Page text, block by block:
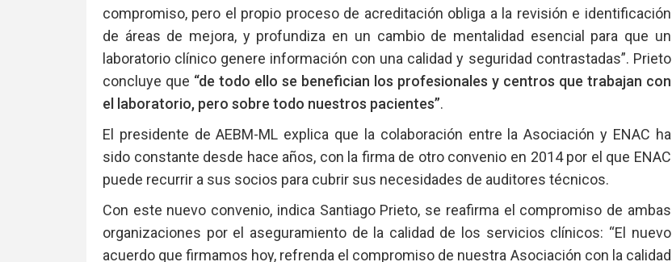
compromiso, pero el propio proceso de acreditación obliga a la revisión e identificación
de áreas de mejora, y profundiza en un cambio de mentalidad esencial para que un
laboratorio clínico genere información con una calidad y seguridad contrastadas”. Prieto
concluye que “de todo ello se benefician los profesionales y centros que trabajan con
el laboratorio, pero sobre todo nuestros pacientes”.
El presidente de AEBM-ML explica que la colaboración entre la Asociación y ENAC ha
sido constante desde hace años, con la firma de otro convenio en 2014 por el que ENAC
puede recurrir a sus socios para cubrir sus necesidades de auditores técnicos.
Con este nuevo convenio, indica Santiago Prieto, se reafirma el compromiso de ambas
organizaciones por el aseguramiento de la calidad de los servicios clínicos: “El nuevo
acuerdo que firmamos hoy, refrenda el compromiso de nuestra Asociación con la calidad